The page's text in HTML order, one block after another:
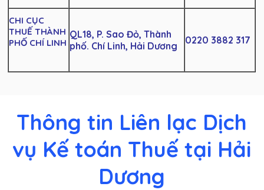
CHI CỤC
THUẾ THÀNH
PHỐ CHÍ LINH
QL18, P. Sao Đỏ, Thành
phố. Chí Linh, Hải Dương
0220 3882 317
Thông tin Liên lạc Dịch
vụ Kế toán Thuế tại Hải
Dương